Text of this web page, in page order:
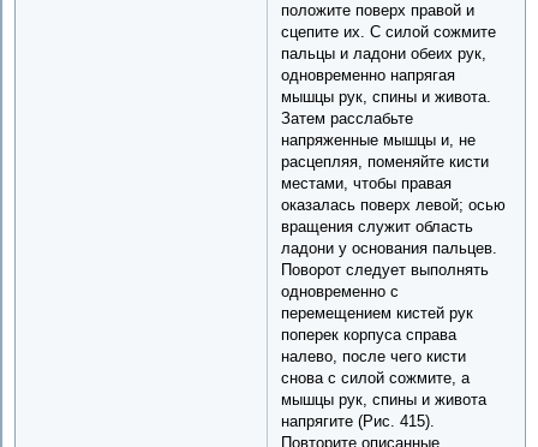
положите поверх правой и
сцепите их. С силой сожмите
пальцы и ладони обеих рук,
одновременно напрягая
мышцы рук, спины и живота.
Затем расслабьте
напряженные мышцы и, не
расцепляя, поменяйте кисти
местами, чтобы правая
оказалась поверх левой; осью
вращения служит область
ладони у основания пальцев.
Поворот следует выполнять
одновременно с
перемещением кистей рук
поперек корпуса справа
налево, после чего кисти
снова с силой сожмите, а
мышцы рук, спины и живота
напрягите (Рис. 415).
Повторите описанные